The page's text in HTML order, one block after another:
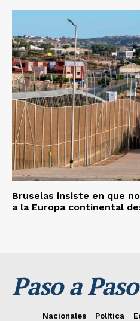
Bruselas insiste en que
a la Europa continental
Paso a Paso
Nacionales Política